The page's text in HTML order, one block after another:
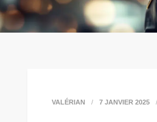
VALÉRIAN 7 JANVIER 2025